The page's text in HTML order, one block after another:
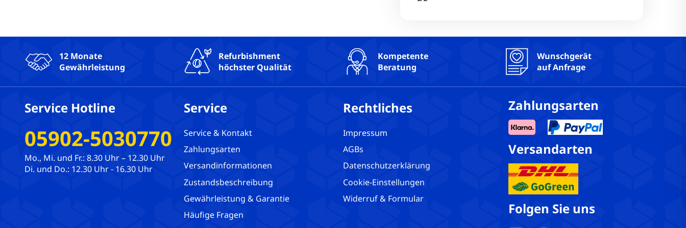
Webcam: Ja
WLAN: Ja
12 Monate
Gewährleistung
Refurbishment
höchster Qualität
Kompetente
Beratung
Wunschgerät
auf Anfrage
Service Hotline
05902-5030770
Mo., Mi. und Fr.: 8.30 Uhr – 12.30 Uhr
Di. und Do.: 12.30 Uhr - 16.30 Uhr
Service
Service & Kontakt
Zahlungsarten
Versandinformationen
Zustandsbeschreibung
Gewährleistung & Garantie
Häufige Fragen
Rechtliches
Impressum
AGBs
Datenschutzerklärung
Cookie-Einstellungen
Widerruf & Formular
Zahlungsarten
Versandarten
Folgen Sie uns